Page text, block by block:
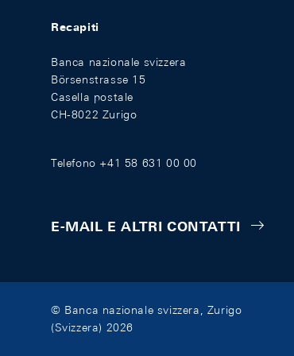
Recapiti
Banca nazionale svizzera
Börsenstrasse 15
Casella postale
CH-8022 Zurigo
Telefono +41 58 631 00 00
E-MAIL E ALTRI CONTATTI
© Banca nazionale svizzera, Zurigo
(Svizzera) 2026